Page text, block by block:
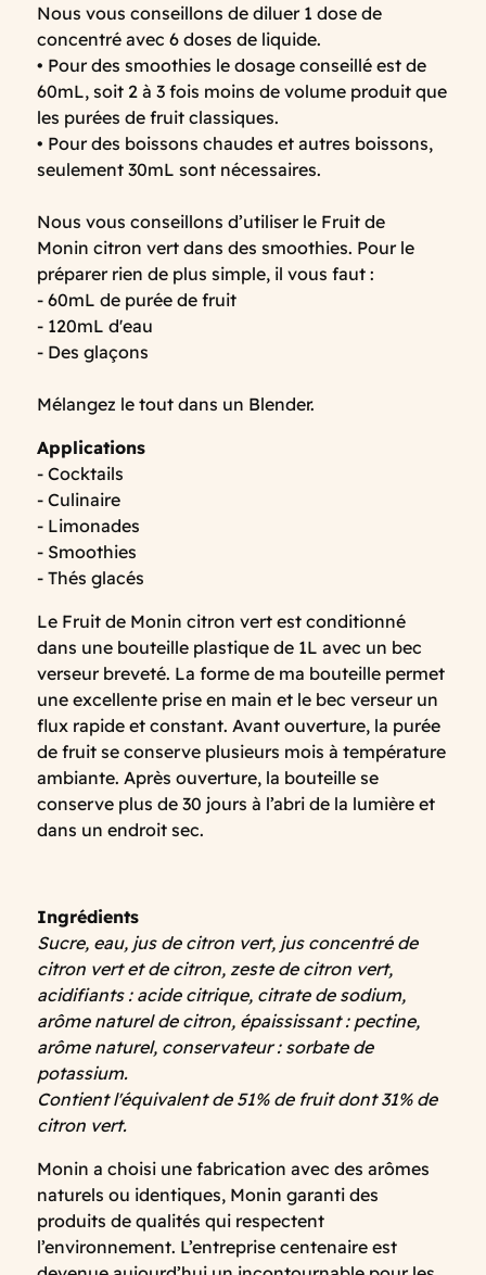
Nous vous conseillons de diluer 1 dose de
concentré avec 6 doses de liquide.
• Pour des smoothies le dosage conseillé est de
60mL, soit 2 à 3 fois moins de volume produit que
les purées de fruit classiques.
• Pour des boissons chaudes et autres boissons,
seulement 30mL sont nécessaires.
Nous vous conseillons d’utiliser le Fruit de
Monin citron vert dans des smoothies. Pour le
préparer rien de plus simple, il vous faut :
- 60mL de purée de fruit
- 120mL d'eau
- Des glaçons
Mélangez le tout dans un Blender.
Applications
- Cocktails
- Culinaire
- Limonades
- Smoothies
- Thés glacés
Le Fruit de Monin citron vert est conditionné
dans une bouteille plastique de 1L avec un bec
verseur breveté. La forme de ma bouteille permet
une excellente prise en main et le bec verseur un
flux rapide et constant. Avant ouverture, la purée
de fruit se conserve plusieurs mois à température
ambiante. Après ouverture, la bouteille se
conserve plus de 30 jours à l’abri de la lumière et
dans un endroit sec.
Ingrédients
Sucre, eau, jus de citron vert, jus concentré de
citron vert et de citron, zeste de citron vert,
acidifiants : acide citrique, citrate de sodium,
arôme naturel de citron, épaississant : pectine,
arôme naturel, conservateur : sorbate de
potassium.
Contient l'équivalent de 51% de fruit dont 31% de
citron vert.
Monin a choisi une fabrication avec des arômes
naturels ou identiques, Monin garanti des
produits de qualités qui respectent
l’environnement. L’entreprise centenaire est